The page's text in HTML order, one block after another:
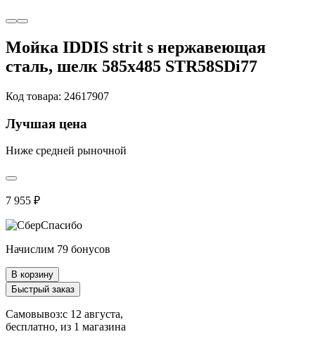
Мойка IDDIS strit s нержавеющая
сталь, шелк 585x485 STR58SDi77
Код товара: 24617907
Лучшая цена
Ниже средней рыночной
7 955 ₽
Начислим 79 бонусов
В корзину
Быстрый заказ
Самовывоз:c 12 августа,
бесплатно, из 1 магазина